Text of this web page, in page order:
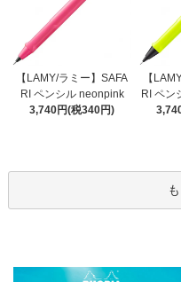
【LAMY/ラミー】SAFA
RI ペンシル neonpink
3,740円(税340円)
【
RI ペン